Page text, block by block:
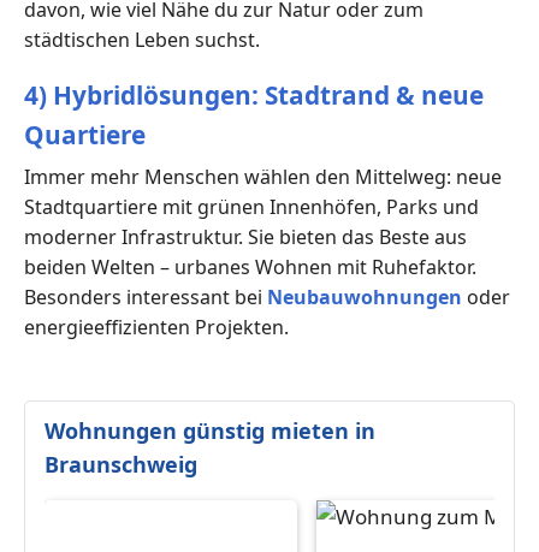
davon, wie viel Nähe du zur Natur oder zum
städtischen Leben suchst.
4) Hybridlösungen: Stadtrand & neue
Quartiere
Immer mehr Menschen wählen den Mittelweg: neue
Stadtquartiere mit grünen Innenhöfen, Parks und
moderner Infrastruktur. Sie bieten das Beste aus
beiden Welten – urbanes Wohnen mit Ruhefaktor.
Besonders interessant bei Neubauwohnungen oder
energieeffizienten Projekten.
Wohnungen günstig mieten in
Braunschweig